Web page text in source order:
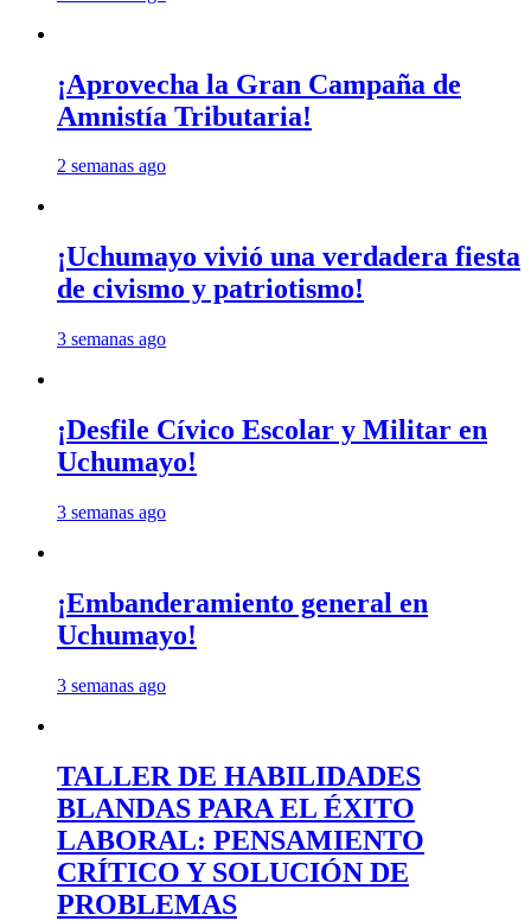
¡Aprovecha la Gran Campaña de
Amnistía Tributaria!
2 semanas ago
¡Uchumayo vivió una verdadera fiesta
de civismo y patriotismo!
3 semanas ago
¡Desfile Cívico Escolar y Militar en
Uchumayo!
3 semanas ago
¡Embanderamiento general en
Uchumayo!
3 semanas ago
TALLER DE HABILIDADES
BLANDAS PARA EL ÉXITO
LABORAL: PENSAMIENTO
CRÍTICO Y SOLUCIÓN DE
PROBLEMAS